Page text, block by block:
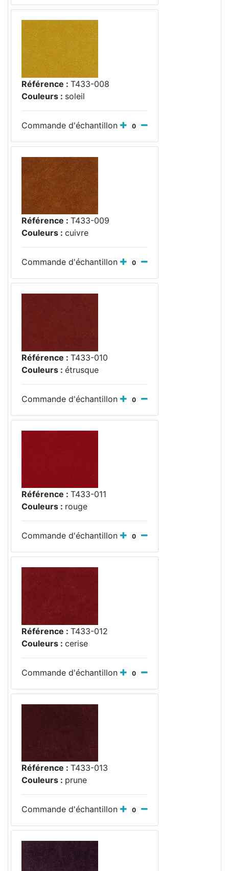
Référence : T433-008
Couleurs : soleil
Commande d'échantillon 0
Référence : T433-009
Couleurs : cuivre
Commande d'échantillon 0
Référence : T433-010
Couleurs : étrusque
Commande d'échantillon 0
Référence : T433-011
Couleurs : rouge
Commande d'échantillon 0
Référence : T433-012
Couleurs : cerise
Commande d'échantillon 0
Référence : T433-013
Couleurs : prune
Commande d'échantillon 0